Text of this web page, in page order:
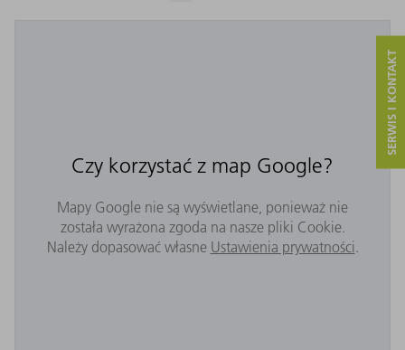
Czy korzystać z map Google?
Mapy Google nie są wyświetlane, ponieważ nie
została wyrażona zgoda na nasze pliki Cookie.
Należy dopasować własne Ustawienia prywatności.
SERWIS I KONTAKT